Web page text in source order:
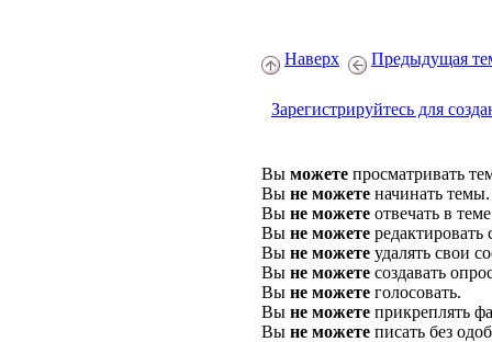
Наверх Предыдущая
Зарегистрируйтесь для
Вы можете просматривать
Вы не можете начинать темы.
Вы не можете отвечать в
Вы не можете
Вы не можете удалять свои
Вы не можете создавать
Вы не можете голосовать.
Вы не можете прикреплять
Вы не можете писать без